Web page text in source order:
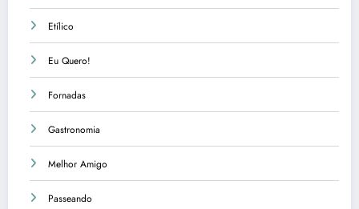
Etílico
Eu Quero!
Fornadas
Gastronomia
Melhor Amigo
Passeando